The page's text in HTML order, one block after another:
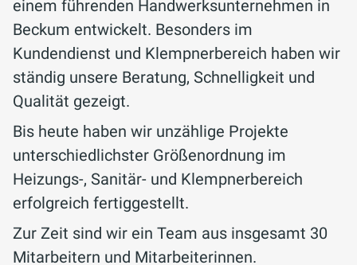
einem führenden Handwerksunternehmen in
Beckum entwickelt. Besonders im
Kundendienst und Klempnerbereich haben wir
ständig unsere Beratung, Schnelligkeit und
Qualität gezeigt.
Bis heute haben wir unzählige Projekte
unterschiedlichster Größenordnung im
Heizungs-, Sanitär- und Klempnerbereich
erfolgreich fertiggestellt.
Zur Zeit sind wir ein Team aus insgesamt 30
Mitarbeitern und Mitarbeiterinnen.